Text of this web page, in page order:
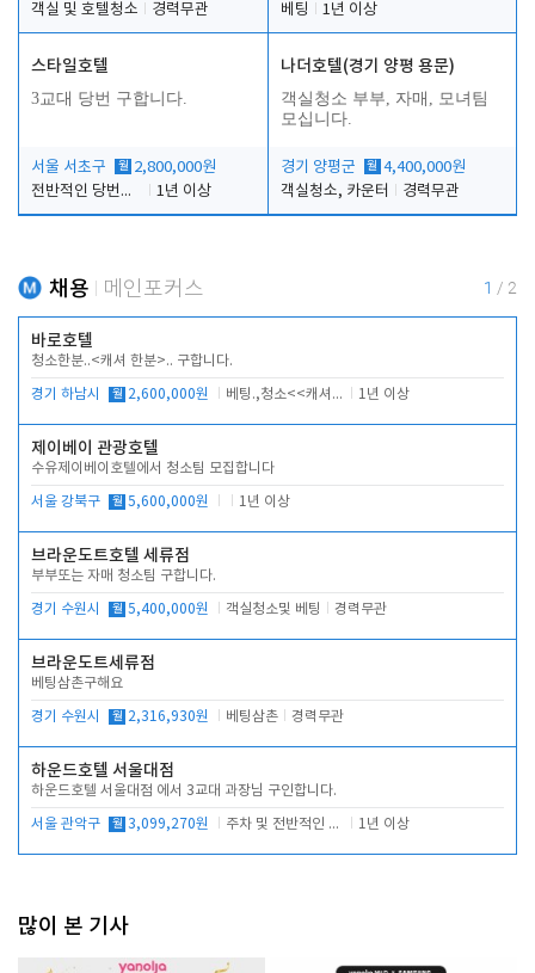
객실 및 호텔청소
경력무관
베팅
1년 이상
스타일호텔
3교대 당번 구합니다.
서울 서초구 월 2,800,000원
전반적인 당번업무
1년 이상
나더호텔(경기 양평 용문)
객실청소 부부, 자매, 모녀팀
모십니다.
경기 양평군 월 4,400,000원
객실청소, 카운터
경력무관
채용 메인포커스 1 / 2
바로호텔
청소한분..<캐셔 한분>.. 구합니다.
경기 하남시 월 2,600,000원 베팅.,청소<<캐셔 모셔봅니다. 1년 이상
제이베이 관광호텔
수유제이베이호텔에서 청소팀 모집합니다
서울 강북구 월 5,600,000원 1년 이상
브라운도트호텔 세류점
부부또는 자매 청소팀 구합니다.
경기 수원시 월 5,400,000원 객실청소및 베팅 경력무관
브라운도트세류점
베팅삼촌구해요
경기 수원시 월 2,316,930원 베팅삼촌 경력무관
하운드호텔 서울대점
하운드호텔 서울대점 에서 3교대 과장님 구인합니다.
서울 관악구 월 3,099,270원 주차 및 전반적인 당번업무 1년 이상
많이 본 기사